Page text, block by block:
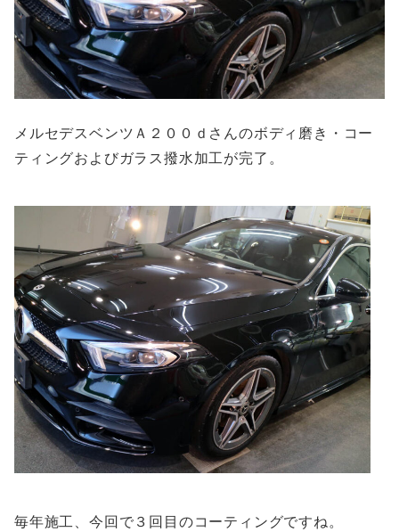
メルセデスベンツＡ２００ｄさんのボディ磨き・コー
ティングおよびガラス撥水加工が完了。
毎年施工、今回で３回目のコーティングですね。